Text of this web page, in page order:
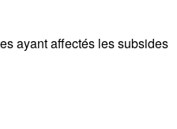
ayant affectés les subsides